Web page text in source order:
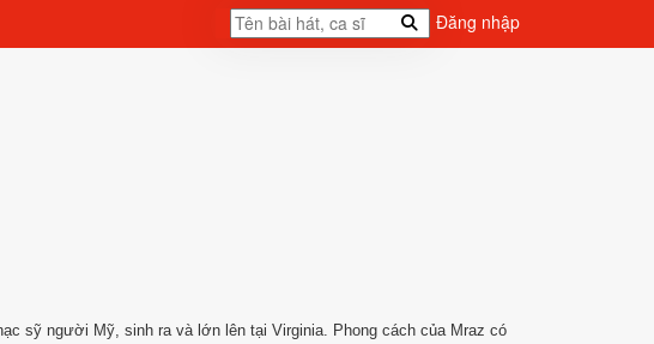
Đăng nhập
sỹ người Mỹ, sinh ra và lớn lên tại Virginia. Phong cách của Mraz có